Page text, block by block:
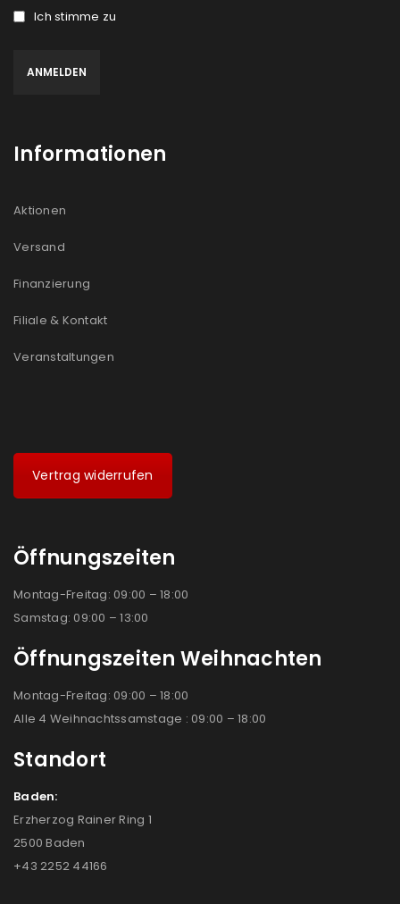
Ich stimme zu
Informationen
Aktionen
Versand
Finanzierung
Filiale & Kontakt
Veranstaltungen
Vertrag widerrufen
Öffnungszeiten
Montag-Freitag: 09:00 – 18:00
Samstag: 09:00 – 13:00
Öffnungszeiten Weihnachten
Montag-Freitag: 09:00 – 18:00
Alle 4 Weihnachtssamstage : 09:00 – 18:00
Standort
Baden:
Erzherzog Rainer Ring 1
2500 Baden
+43 2252 44166